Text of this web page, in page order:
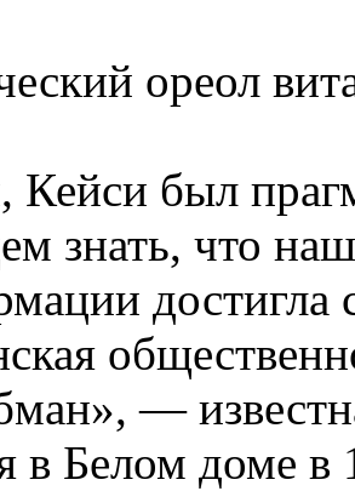
ореол
Кейси был
знать, что
достигла
—
в Белом доме в